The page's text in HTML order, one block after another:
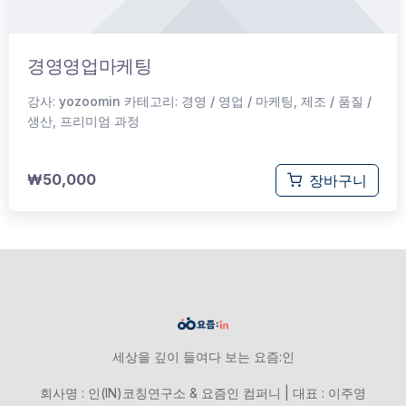
경영영업마케팅
강사: yozoomin 카테고리: 경영 / 영업 / 마케팅 제조 / 품질 /
생산 프리미엄 과정
₩50,000 장바구니
세상을 깊이 들여다 보는 요즘:인
회사명 : 인(IN)코칭연구소 & 요즘인 컴퍼니 | 대표 : 이주영